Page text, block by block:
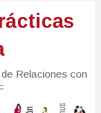
Relaciones con